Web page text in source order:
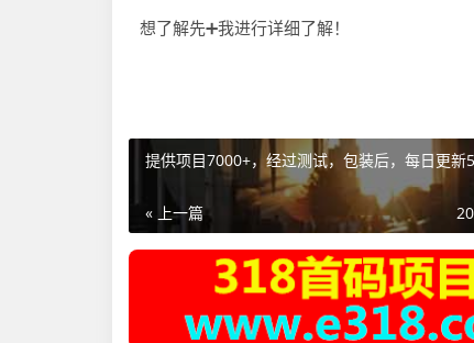
想了解先➕我进行详细了解！
提供项目7000+，经过测试，包装后，每日更新
« 上一篇